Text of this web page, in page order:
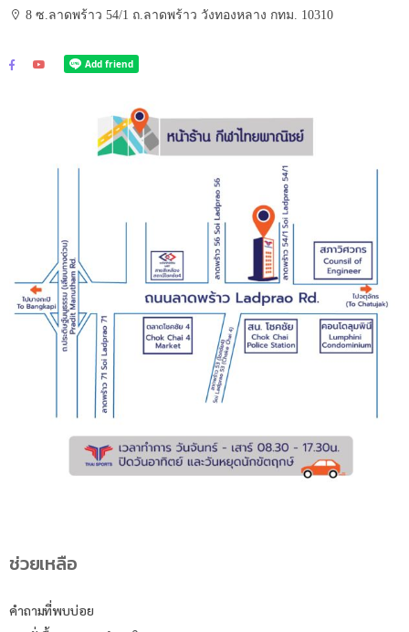
8 ซ.ลาดพร้าว 54/1 ถ.ลาดพร้าว วังทองหลาง กทม. 10310
ช่วยเหลือ
คำถามที่พบบ่อย